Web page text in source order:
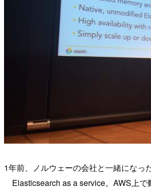
1年前、ノルウェーの会社と一緒になっ
Elasticsearch as a service。AWS上で